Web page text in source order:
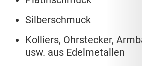
Silberschmuck
Kolliers, Ohrstecker,
usw. aus Edelmetallen